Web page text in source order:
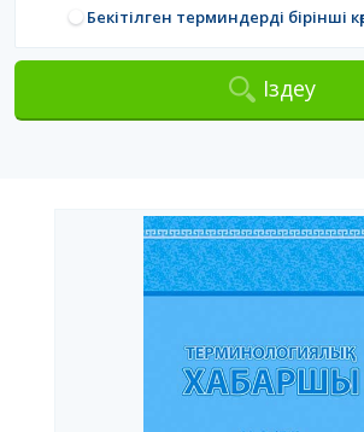
Бекітілген терминдерді бірінші
Іздеу